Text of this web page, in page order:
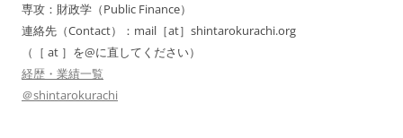
専攻：財政学（Public Finance）
連絡先（Contact）：mail［at］shintarokurachi.org
（［ at ］を@に直してください）
経歴・業績一覧
＠shintarokurachi